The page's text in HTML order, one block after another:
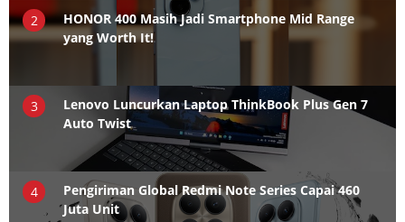
2
HONOR 400 Masih Jadi Smartphone Mid Range
yang Worth It!
3
Lenovo Luncurkan Laptop ThinkBook Plus Gen 7
Auto Twist
4
Pengiriman Global Redmi Note Series Capai 460
Juta Unit